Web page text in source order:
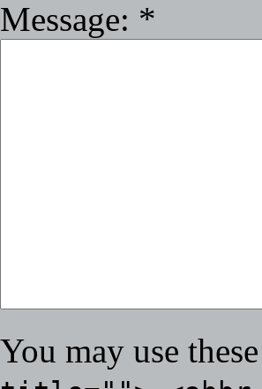
Message: *
You may use these